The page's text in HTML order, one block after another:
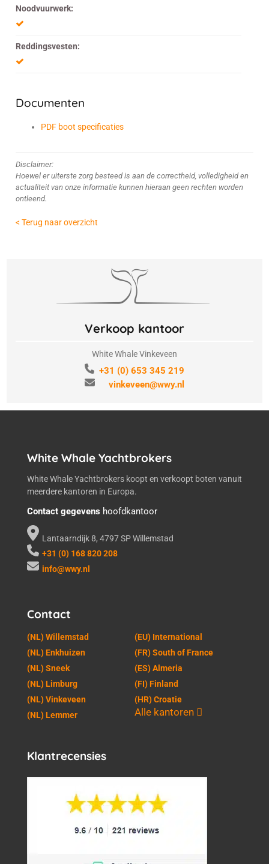
Noodvuurwerk:
Reddingsvesten:
Documenten
PDF boot specificaties
Disclaimer:
Hoewel er uiterste zorg besteed is aan de correctheid, volledigheid en
actualiteit van onze informatie kunnen hieraan geen rechten worden
ontleend.
< Terug naar overzicht
Verkoop kantoor
White Whale Vinkeveen
+31 (0) 653 345 219
vinkeveen@wwy.nl
White Whale Yachtbrokers
White Whale Yachtbrokers koopt en verkoopt boten vanuit
meerdere kantoren in Europa.
Contact gegevens hoofdkantoor
Lantaarndijk 8, 4797 SP Willemstad
+31 (0) 168 820 208
info@wwy.nl
Contact
(NL) Willemstad
(NL) Enkhuizen
(NL) Sneek
(NL) Limburg
(NL) Vinkeveen
(NL) Lemmer
(EU) International
(FR) South of France
(ES) Almeria
(FI) Finland
(HR) Croatie
Alle kantoren
Klantrecensies